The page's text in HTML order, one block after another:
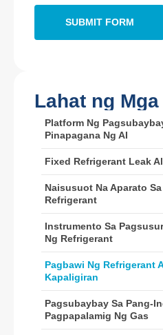
Lahat ng
Platform Ng
Pinapagana Ng AI
Fixed Refrigerant Leak
Naisusuot Na Aparato
Refrigerant
Instrumento Sa
Ng Refrigerant
Pagbawi Ng Refrigerant
Kapaligiran
Pagsubaybay Sa Pang-
Pagpapalamig Ng Gas
Email Address *: 18569903598
Email Address *
Mga Mainit na Produkto
R290 Sensor
R32 Sensor
R410 Sensor
R454B Sensor
Ang aming Solusyon
Pagtuklas ng Pagtagas ng